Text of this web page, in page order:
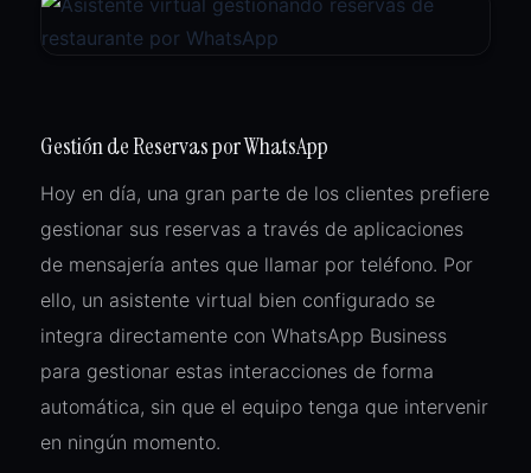
Gestión de Reservas por WhatsApp
Hoy en día, una gran parte de los clientes prefiere
gestionar sus reservas a través de aplicaciones
de mensajería antes que llamar por teléfono. Por
ello, un asistente virtual bien configurado se
integra directamente con WhatsApp Business
para gestionar estas interacciones de forma
automática, sin que el equipo tenga que intervenir
en ningún momento.